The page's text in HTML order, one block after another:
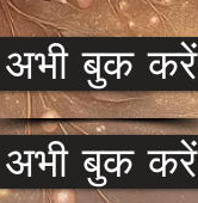
अभी बुक करें
अभी बुक करें